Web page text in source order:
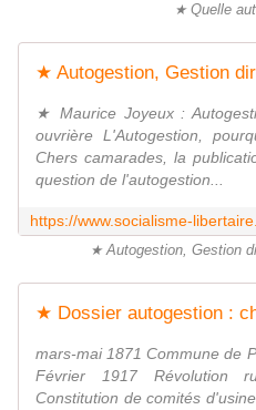
★ Quelle
★ Maurice Joyeux :
ouvrière L'Autogestion,
Chers camarades, la
question de l'autogestion...
★ Autogestion, Gestion
mars-mai 1871 Commune de
Février 1917 Révolution
Constitution de comités